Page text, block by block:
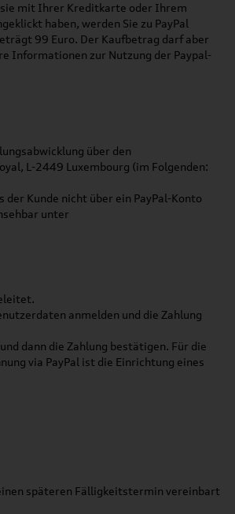
sie mit Ihrer Kreditkarte oder Ihrem
haben, werden Sie zu PayPal
99 Euro. Der Kaufbetrag darf aber
Informationen zur Nutzung der Paypal-
über den
L-2449 Luxembourg (im Folgenden:
der Kunde nicht über ein PayPal-Konto
unter
anmelden und die Zahlung
dann die Zahlung bestätigen. Für die
via PayPal ist die Einrichtung eines
späteren Fälligkeitstermin vereinbart